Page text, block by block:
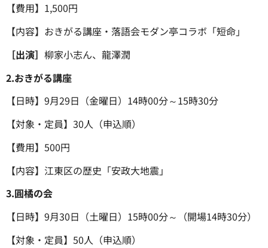
【費用】1,500円
【内容】おきがる講座・落語会モダン亭コラボ「短命」
［出演］ 柳家小志ん、龍澤潤
2.おきがる講座
【日時】9月29日（金曜日）14時00分～15時30分
【対象・定員】30人（申込順）
【費用】500円
【内容】江東区の歴史「安政大地震」
3.圓橘の会
【日時】9月30日（土曜日）15時00分～（開場14時30分）
【対象・定員】50人（申込順）